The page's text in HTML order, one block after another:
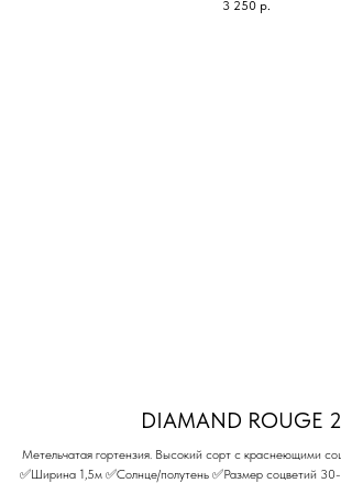
3 250 р.
DIAMAND ROUGE
Метельчатая гортензия. Высокий сорт с краснеющими
✅Ширина 1,5м ✅Солнце/полутень ✅Размер соцветий